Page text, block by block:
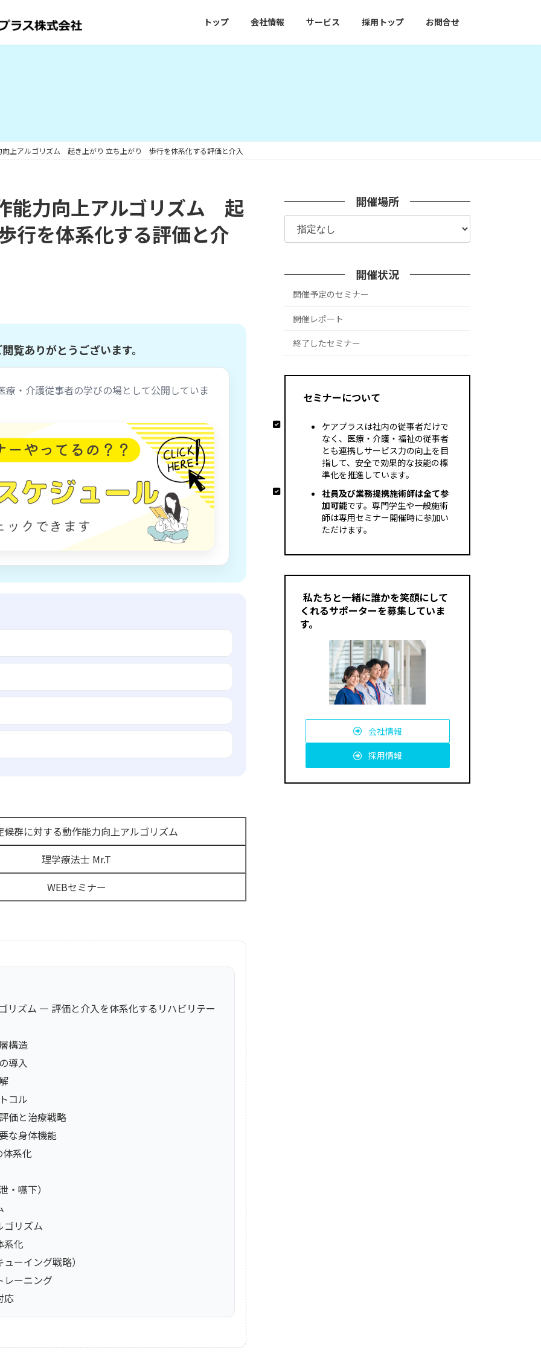
トップ 会社情報 サービス 採用トップ お問合せ
向上アルゴリズム 起き上がり 立ち上がり 歩行を体系化する評価と介入
能力向上アルゴリズム 起
を体系化する評価と介
覧ありがとうございます。
・介護従事者の学びの場として公開していま
候群に対する動作能力向上アルゴリズム
理学療法士 Mr.T
WEBセミナー
リズム — 評価と介入を体系化するリハビリテー
構造
導入
コル
価と治療戦略
な身体機能
系化
嚥下）
ゴリズム
系化
ーイング戦略）
レーニング
応
開催場所
開催状況
開催予定のセミナー
開催レポート
終了したセミナー
セミナーについて
ケアプラスは社内の従事者だけで
なく、医療・介護・福祉の従事者
とも連携しサービス力の向上を目
指して、安全で効果的な技能の標
準化を推進しています。
社員及び業務提携施術師は全て参
加可能です。専門学生や一般施術
師は専用セミナー開催時に参加い
ただけます。
私たちと一緒に誰かを笑顔にして
くれるサポーターを募集していま
す。
会社情報
採用情報